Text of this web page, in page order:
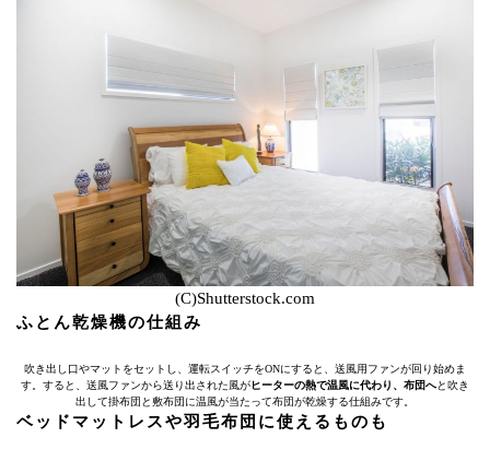
(C)Shutterstock.com
ふとん乾燥機の仕組み
吹き出し口やマットをセットし、運転スイッチをONにすると、送風用ファンが回り始めま
す。すると、送風ファンから送り出された風がヒーターの熱で温風に代わり、布団へと吹き
出して掛布団と敷布団に温風が当たって布団が乾燥する仕組みです。
ベッドマットレスや羽毛布団に使えるものも